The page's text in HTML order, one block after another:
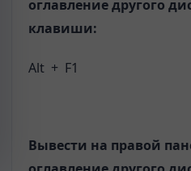
оглавление другого
клавиши:
Alt + F1
Вывести на правой